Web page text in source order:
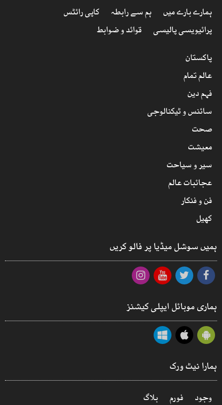
ہمارے بارے میں ہم سے رابطہ
کاپی رائٹس
پرائیویسی پالیسی
قوائد و ضوابط
پاکستان
عالم تمام
فہم دین
سائنس و ٹیکنالوجی
صحت
معیشت
سیر و سیاحت
عجائبات عالم
فن و فنکار
کھیل
ہمیں سوشل میڈیا پر فالو کریں
ہماری موبائل ایپلی کیشنز
ہمارا نیٹ ورک
وجود فورم بلاگ